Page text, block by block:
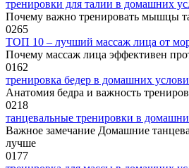
тренировки для талии в домашних
Почему важно тренировать мышцы
0265
ТОП 10 – лучший массаж лица от
Почему массаж лица эффективен
0162
тренировка бедер в домашних
Анатомия бедра и важность
0218
танцевальные тренировки в
Важное замечание Домашние
лучше
0177